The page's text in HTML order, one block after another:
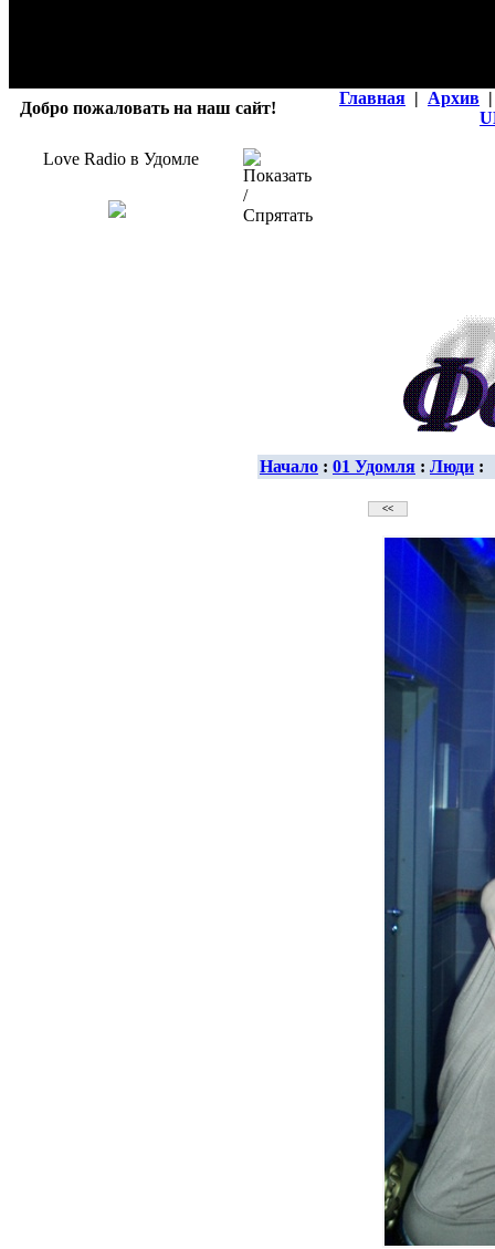
Добро пожаловать на наш сайт!
Главная | Архив |
Love Radio в Удомле
Начало : 01 Удомля : Люди :